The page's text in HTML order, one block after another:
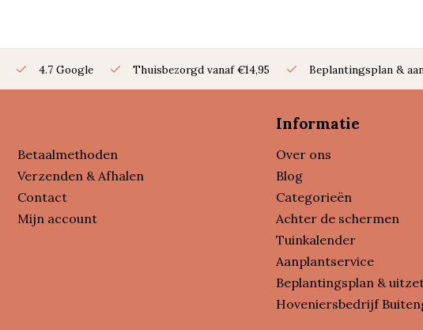
4.7 Google Thuisbezorgd vanaf €14,95 Beplantingsplan &
Betaalmethoden
Verzenden & Afhalen
Contact
Mijn account
Informatie
Over ons
Blog
Categorieën
Achter de schermen
Tuinkalender
Aanplantservice
Beplantingsplan &
Hoveniersbedrijf